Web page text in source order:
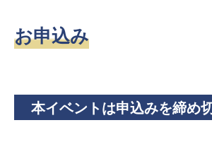
お申込み
本イベントは申込みを締め